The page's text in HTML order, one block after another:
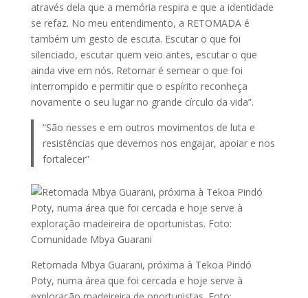
através dela que a memória respira e que a identidade
se refaz. No meu entendimento, a RETOMADA é
também um gesto de escuta. Escutar o que foi
silenciado, escutar quem veio antes, escutar o que
ainda vive em nós. Retornar é semear o que foi
interrompido e permitir que o espírito reconheça
novamente o seu lugar no grande círculo da vida”.
“São nesses e em outros movimentos de luta e
resistências que devemos nos engajar, apoiar e nos
fortalecer”
Retomada Mbya Guarani, próxima à Tekoa Pindó
Poty, numa área que foi cercada e hoje serve à